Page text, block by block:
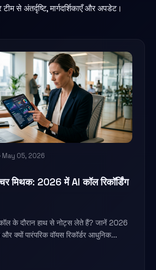
टीम से अंतर्दृष्टि, मार्गदर्शिकाएँ और अपडेट।
· May 05, 2026
मिथक: 2026 में AI कॉल रिकॉर्डिंग
के दौरान हाथ से नोट्स लेते हैं? जानें 2026
क्यों पारंपरिक वॉयस रिकॉर्डर आधुनिक...